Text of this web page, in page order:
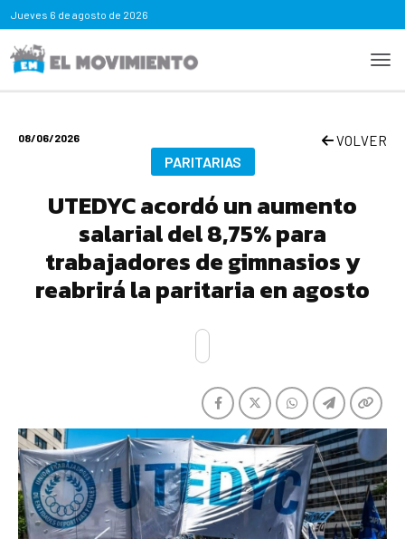
Jueves 6 de agosto de 2026
08/06/2026 VOLVER
PARITARIAS
UTEDYC acordó un aumento
salarial del 8,75% para
trabajadores de gimnasios y
reabrirá la paritaria en agosto